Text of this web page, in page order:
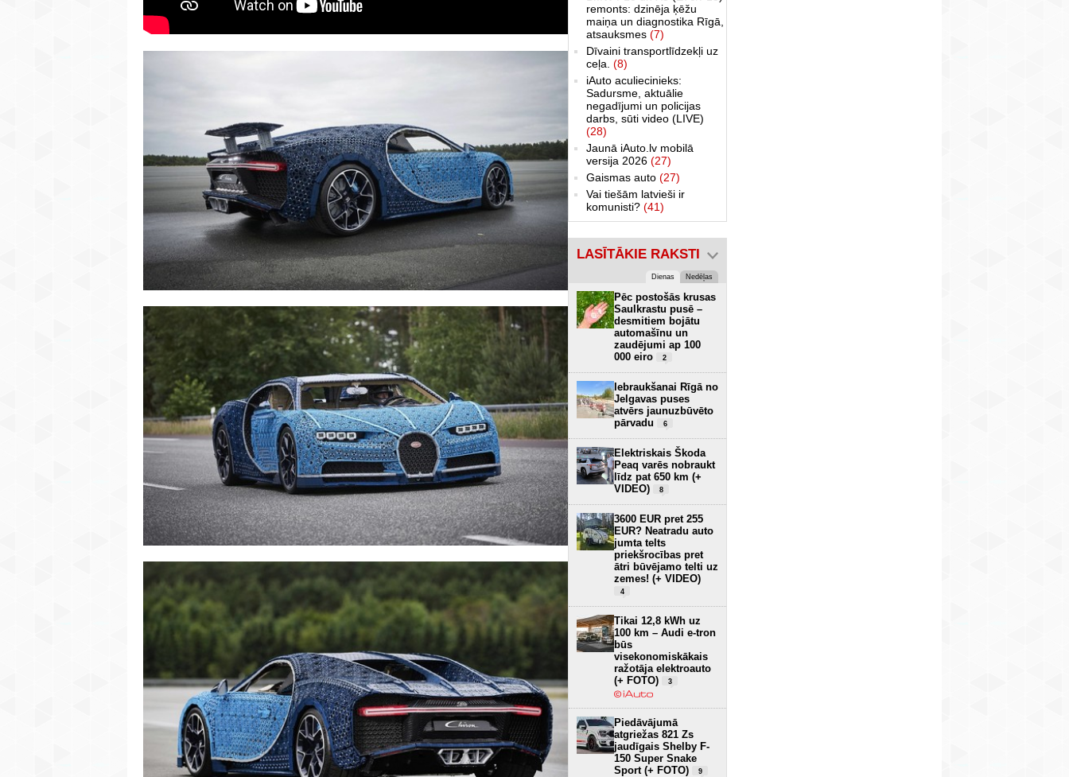
remonts: dzinēja ķēžu
maiņa un diagnostika Rīgā,
atsauksmes (7)
Dīvaini transportlīdzekļi uz
ceļa. (8)
iAuto aculiecinieks:
Sadursme, aktuālie
negadījumi un policijas
darbs, sūti video (LIVE)
(28)
Jaunā iAuto.lv mobilā
versija 2026 (27)
Gaismas auto (27)
Vai tiešām latvieši ir
komunisti? (41)
LASĪTĀKIE RAKSTI
Dienas Nedēļas
Pēc postošās krusas
Saulkrastu pusē –
desmitiem bojātu
automašīnu un
zaudējumi ap 100
000 eiro
2
Iebraukšanai Rīgā no
Jelgavas puses
atvērs jaunuzbūvēto
pārvadu
6
Elektriskais Škoda
Peaq varēs nobraukt
līdz pat 650 km (+
VIDEO)
8
3600 EUR pret 255
EUR? Neatradu auto
jumta telts
priekšrocības pret
ātri būvējamo telti uz
zemes! (+ VIDEO)
4
Tikai 12,8 kWh uz
100 km – Audi e-tron
būs
visekonomiskākais
ražotāja elektroauto
(+ FOTO)
3
Piedāvājumā
atgriežas 821 Zs
jaudīgais Shelby F-
150 Super Snake
Sport (+ FOTO)
9